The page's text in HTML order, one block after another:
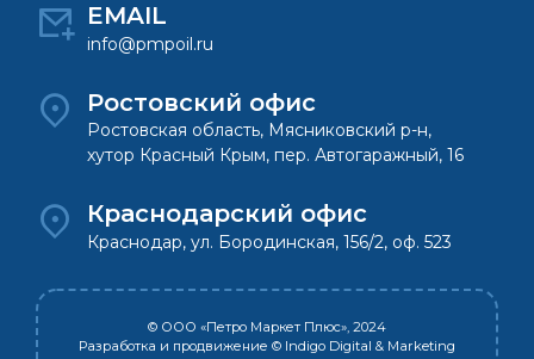
EMAIL
info@pmpoil.ru
Ростовский офис
Ростовская область, Мясниковский р-н,
хутор Красный Крым, пер. Автогаражный, 16
Краснодарский офис
Краснодар, ул. Бородинская, 156/2, оф. 523
© ООО «Петро Маркет Плюс», 2024
Разработка и продвижение © Indigo Digital & Marketing